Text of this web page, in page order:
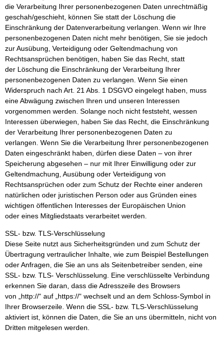
die Verarbeitung Ihrer personenbezogenen Daten unrechtmäßig
geschah/geschieht, können Sie statt der Löschung die
Einschränkung der Datenverarbeitung verlangen. Wenn wir Ihre
personenbezogenen Daten nicht mehr benötigen, Sie sie jedoch
zur Ausübung, Verteidigung oder Geltendmachung von
Rechtsansprüchen benötigen, haben Sie das Recht, statt
der Löschung die Einschränkung der Verarbeitung Ihrer
personenbezogenen Daten zu verlangen. Wenn Sie einen
Widerspruch nach Art. 21 Abs. 1 DSGVO eingelegt haben, muss
eine Abwägung zwischen Ihren und unseren Interessen
vorgenommen werden. Solange noch nicht feststeht, wessen
Interessen überwiegen, haben Sie das Recht, die Einschränkung
der Verarbeitung Ihrer personenbezogenen Daten zu
verlangen. Wenn Sie die Verarbeitung Ihrer personenbezogenen
Daten eingeschränkt haben, dürfen diese Daten – von ihrer
Speicherung abgesehen – nur mit Ihrer Einwilligung oder zur
Geltendmachung, Ausübung oder Verteidigung von
Rechtsansprüchen oder zum Schutz der Rechte einer anderen
natürlichen oder juristischen Person oder aus Gründen eines
wichtigen öffentlichen Interesses der Europäischen Union
oder eines Mitgliedstaats verarbeitet werden.
SSL- bzw. TLS-Verschlüsselung
Diese Seite nutzt aus Sicherheitsgründen und zum Schutz der
Übertragung vertraulicher Inhalte, wie zum Beispiel Bestellungen
oder Anfragen, die Sie an uns als Seitenbetreiber senden, eine
SSL- bzw. TLS- Verschlüsselung. Eine verschlüsselte Verbindung
erkennen Sie daran, dass die Adresszeile des Browsers
von „http://“ auf „https://“ wechselt und an dem Schloss-Symbol in
Ihrer Browserzeile. Wenn die SSL- bzw. TLS-Verschlüsselung
aktiviert ist, können die Daten, die Sie an uns übermitteln, nicht von
Dritten mitgelesen werden.